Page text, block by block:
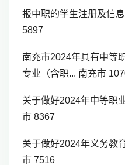
报中职的学生注册及信
5897
南充市2024年具有中等
专业（含职... 南充市
关于做好2024年中等职
市 8367
关于做好2024年义务教
市 7516